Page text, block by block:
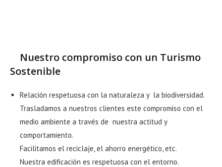
Nuestro compromiso con un Turismo
Sostenible
Relación respetuosa con la naturaleza y la biodiversidad.
Trasladamos a nuestros clientes este compromiso con el
medio ambiente a través de nuestra actitud y
comportamiento.
Facilitamos el reciclaje, el ahorro energético, etc.
Nuestra edificación es respetuosa con el entorno.